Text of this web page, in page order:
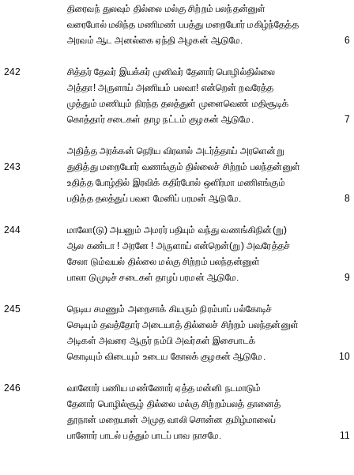
திரைவந் துலவும் தில்லை மல்கு சிற்றம் பலந்தன்னுள்
வரைபோல் மலிந்த மணிமண் பபத்து மறையோர் மகிழ்ந்தேத்த
அரவம் ஆட அனல்கை ஏந்தி அழகன் ஆடுமே.
6
242
சித்தர் தேவர் இயக்கர் முனிவர் தேனார் பொழில்தில்லை
அத்தா! அருளாய் அணியம் பலவா! என்றென் றவரேத்த
முத்தும் மணியும் நிரந்த தலத்துள் முளைவெண் மதிசூடிக்
கொத்தார் சடைகள் தாழ நட்டம் குழகன் ஆடுமே.
7
243
அதித்த அரக்கன் நெரிய விரலால் அடர்த்தாய் அரளென்று
துதித்து மறையோர் வணங்கும் தில்லைச் சிற்றம் பலந்தன்னுள்
உதித்த போழ்தில் இரவிக் கதிர்போல் ஒளிர்மா மணிஎங்கும்
பதித்த தலத்துப் பவள மேனிப் பரமன் ஆடுமே.
8
244
மாலோ(டு) அயனும் அமரர் பதியும் வந்து வணங்கிநின்(று)
ஆல கண்டா ! அரனே ! அருளாய் என்றென்(று) அவரேத்தச்
சேலா டும்வயல் தில்லை மல்கு சிற்றம் பலந்தன்னுள்
பாலா டுமுடிச் சடைகள் தாழப் பரமன் ஆடுமே.
9
245
நெடிய சமணும் அறைசாக் கியரும் நிரம்பாப் பல்கோடிச்
செடியும் தவத்தோர் அடையாத் தில்லைச் சிற்றம் பலந்தன்னுள்
அடிகள் அவரை ஆருர் நம்பி அவர்கள் இசைபாடக்
கொடியும் விடையும் உடைய கோலக் குழகன் ஆடுமே.
10
246
வானோர் பணிய மண்ணோர் ஏத்த மன்னி நடமாடும்
தேனார் பொழில்சூழ் தில்லை மல்கு சிற்றம்பலத் தானைத்
தூநான் மறையான் அமுத வாலி சொன்ன தமிழ்மாலைப்
பானோர் பாடல் பத்தும் பாடப் பாவ நாசமே.
11